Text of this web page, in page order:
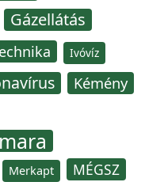
Gázellátás
Ivóvíz
Kémény
Merkapt MÉGSZ